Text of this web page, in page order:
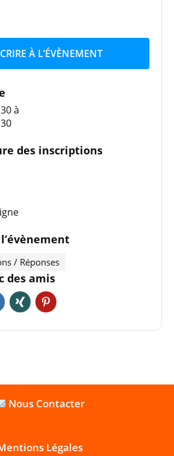
À L’ÉVÈNEMENT
à
des inscriptions
/ Réponses
des amis
Nous Contacter
Légales